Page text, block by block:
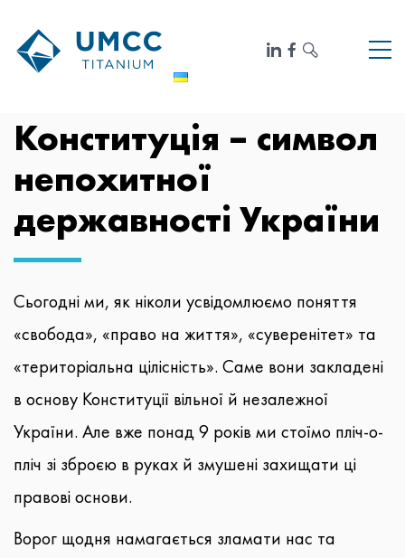
Конституція – символ
непохитної
державності України
Сьогодні ми, як ніколи усвідомлюємо поняття
«свобода», «право на життя», «суверенітет» та
«територіальна цілісність». Саме вони закладені
в основу Конституції вільної й незалежної
України. Але вже понад 9 років ми стоїмо пліч-о-
пліч зі зброєю в руках й змушені захищати ці
правові основи.
Ворог щодня намагається зламати нас та